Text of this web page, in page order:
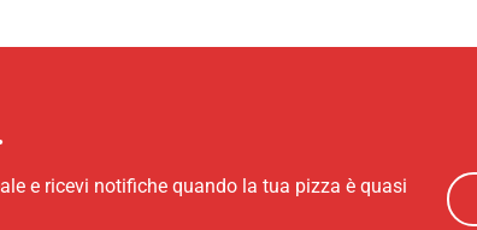
e ricevi notifiche quando la tua pizza è quasi